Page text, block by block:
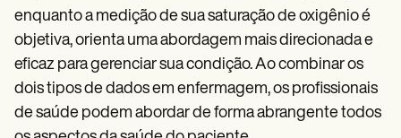
enquanto a medição de sua saturação de oxigênio é
objetiva, orienta uma abordagem mais direcionada e
eficaz para gerenciar sua condição. Ao combinar os
dois tipos de dados em enfermagem, os profissionais
de saúde podem abordar de forma abrangente todos